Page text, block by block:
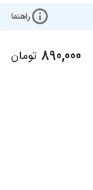
راهنما
890,000 تومان